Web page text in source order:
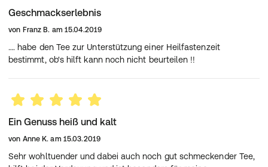
Geschmackserlebnis
von Franz B. am 15.04.2019
…. habe den Tee zur Unterstützung einer Heilfastenzeit
bestimmt, ob's hilft kann noch nicht beurteilen !!
Ein Genuss heiß und kalt
von Anne K. am 15.03.2019
Sehr wohltuender und dabei auch noch gut schmeckender Tee,